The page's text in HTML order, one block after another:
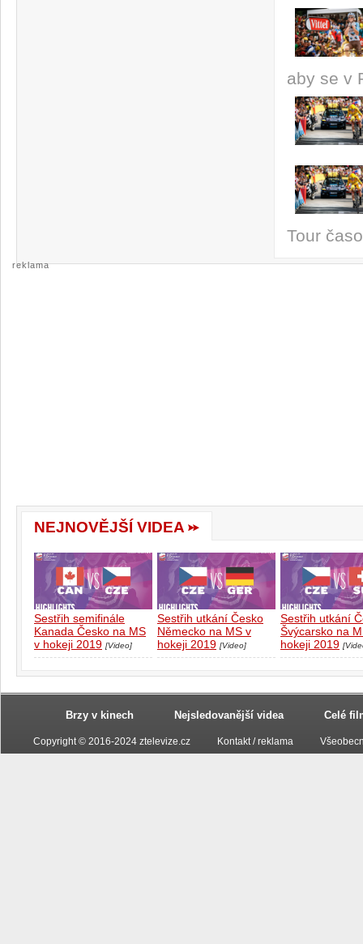
aby se v
Tour
reklama
NEJNOVĚJŠÍ VIDEA
Sestřih semifinále
Kanada Česko na MS
v hokeji 2019 [Video]
Sestřih utkání Česko
Německo na MS v
hokeji 2019 [Video]
Sestřih utkání
Švýcarsko na
hokeji 2019
Brzy v kinech Nejsledovanější videa Celé
Copyright © 2016-2024 ztelevize.cz Kontakt / reklama